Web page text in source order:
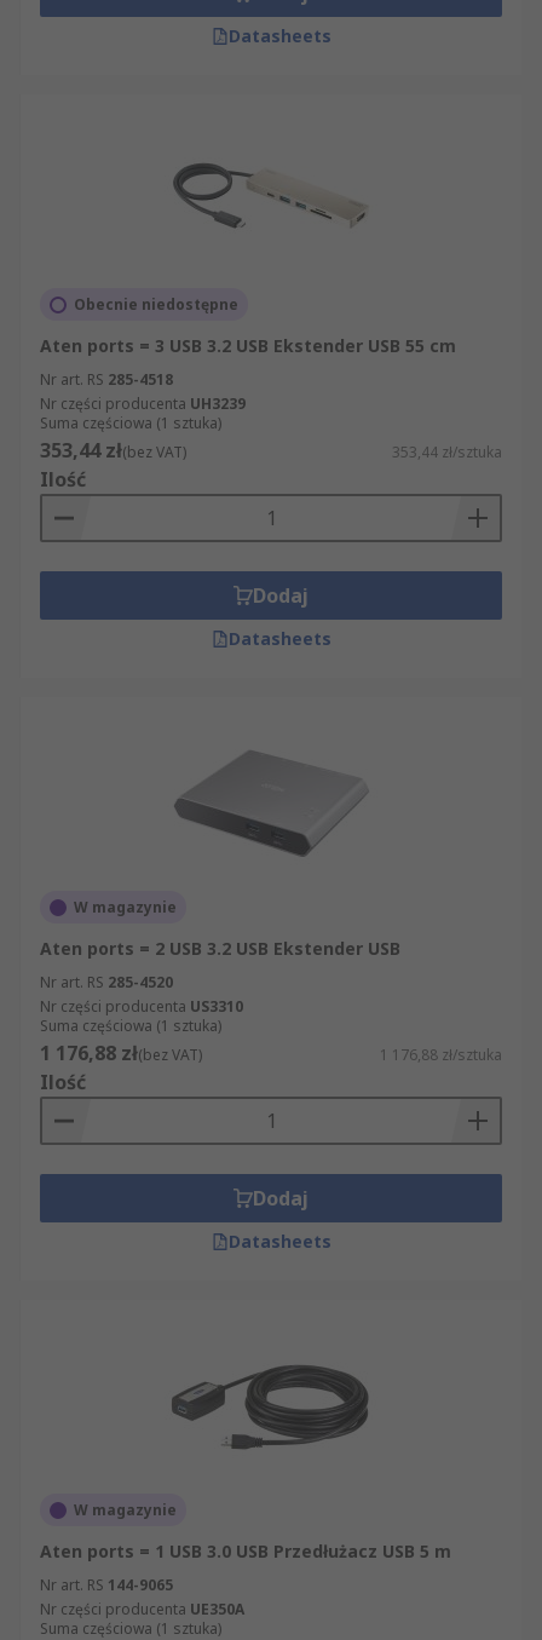
Datasheets
Obecnie niedostępne
Aten ports = 3 USB 3.2 USB Ekstender USB 55 cm
Nr art. RS 285-4518
Nr części producenta UH3239
Suma częściowa (1 sztuka)
353,44 zł(bez VAT) 353,44 zł/sztuka
Ilość
Dodaj
Datasheets
W magazynie
Aten ports = 2 USB 3.2 USB Ekstender USB
Nr art. RS 285-4520
Nr części producenta US3310
Suma częściowa (1 sztuka)
1 176,88 zł(bez VAT) 1 176,88 zł/sztuka
Ilość
Dodaj
Datasheets
W magazynie
Aten ports = 1 USB 3.0 USB Przedłużacz USB 5 m
Nr art. RS 144-9065
Nr części producenta UE350A
Suma częściowa (1 sztuka)